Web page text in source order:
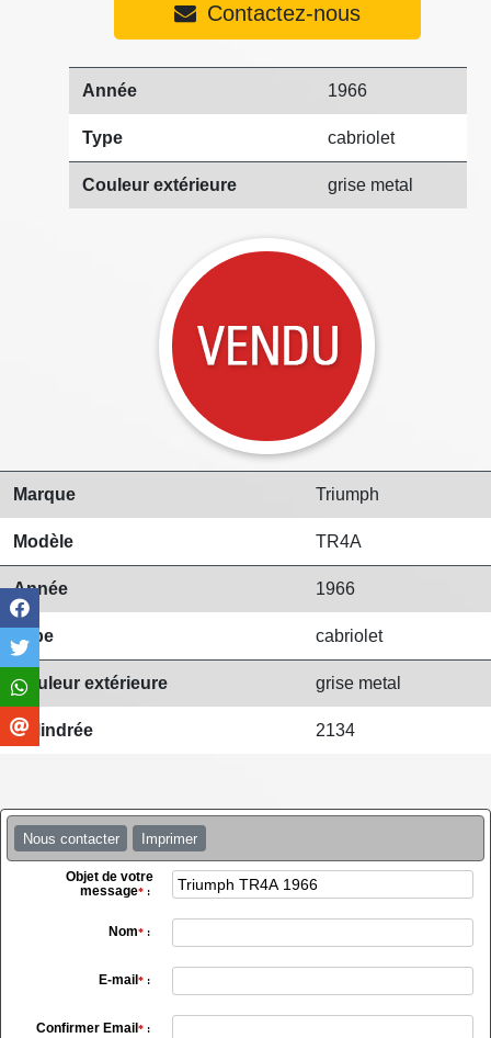
Contactez-nous
Année 1966
Type cabriolet
Couleur extérieure grise metal
Marque Triumph
Modèle TR4A
Année 1966
Type cabriolet
Couleur extérieure grise metal
Cylindrée 2134
Nous contacter Imprimer
Objet de votre
message*:
Nom*:
E-mail *:
Confirmer Email *: